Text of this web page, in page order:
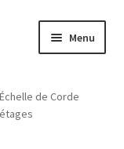
Menu
Échelle de Corde